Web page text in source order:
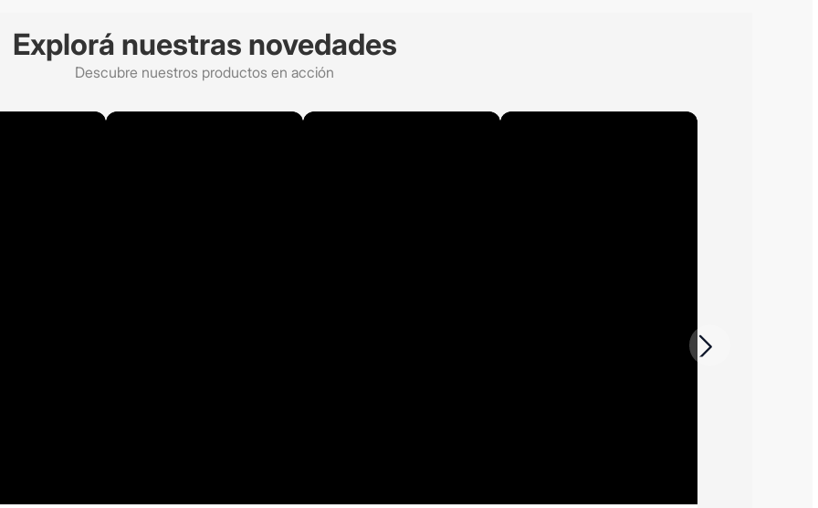
Explorá nuestras novedades
Descubre nuestros productos en acción